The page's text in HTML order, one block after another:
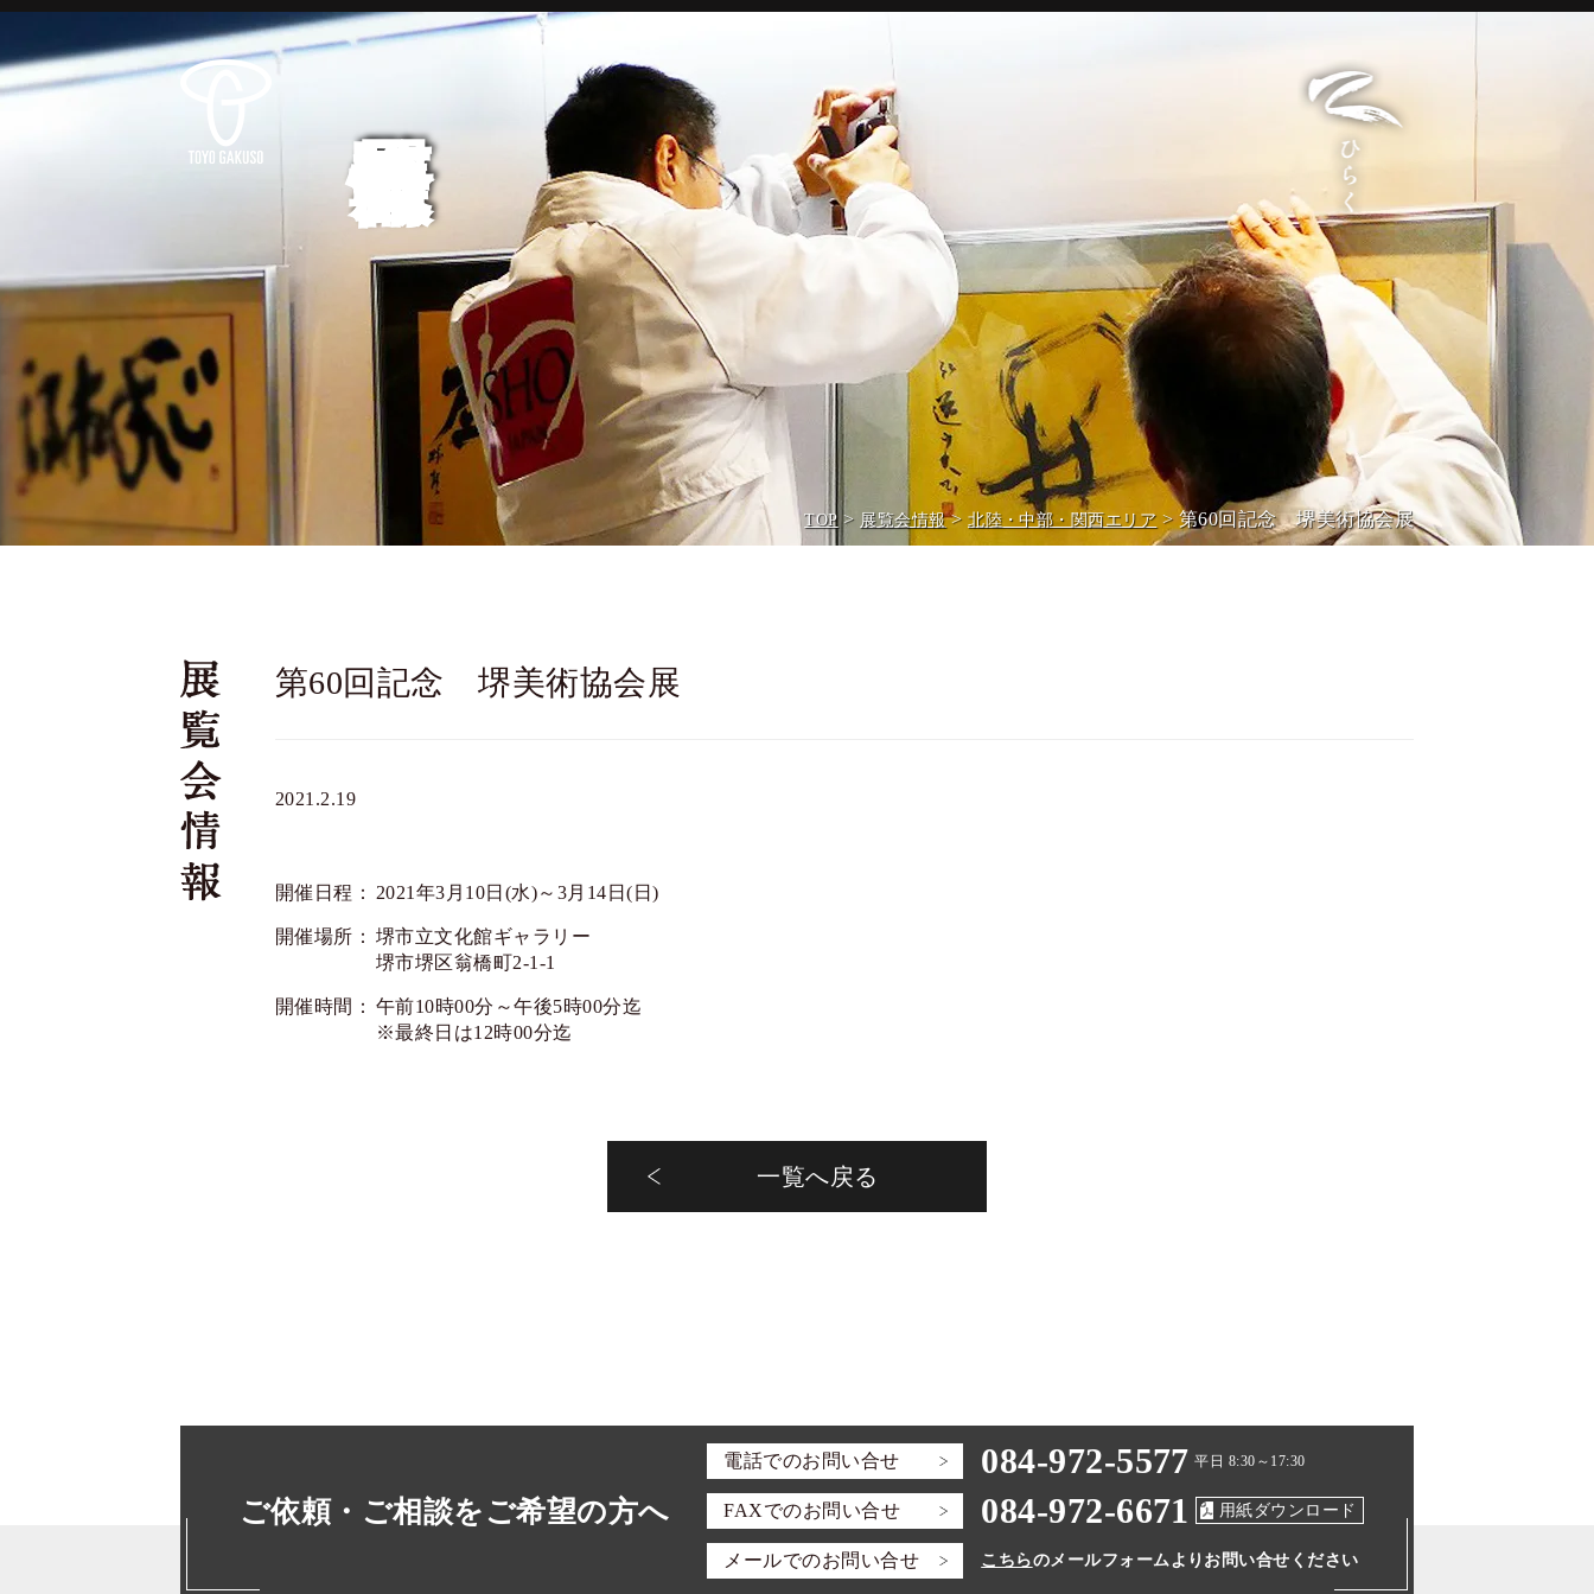
TOP > 展覧会情報>北陸・中部・関西エリア > 第60回記念 堺美術協会展
第60回記念 堺美術協会展
2021.2.19
開催日程： 2021年3月10日(水)～3月14日(日)
開催場所： 堺市立文化館ギャラリー
堺市堺区翁橋町2-1-1
開催時間： 午前10時00分～午後5時00分迄
※最終日は12時00分迄
一覧へ戻る
ご依頼・ご相談をご希望の方へ
電話でのお問い合せ 084-972-5577 平日 8:30～17:30
FAXでのお問い合せ 084-972-6671 用紙ダウンロード
メールでのお問い合せ こちらのメールフォームより お問い合せください